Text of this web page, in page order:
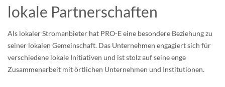
lokale Partnerschaften
Als lokaler Stromanbieter hat PRO-E eine besondere Beziehung zu
seiner lokalen Gemeinschaft. Das Unternehmen engagiert sich für
verschiedene lokale Initiativen und ist stolz auf seine enge
Zusammenarbeit mit örtlichen Unternehmen und Institutionen.